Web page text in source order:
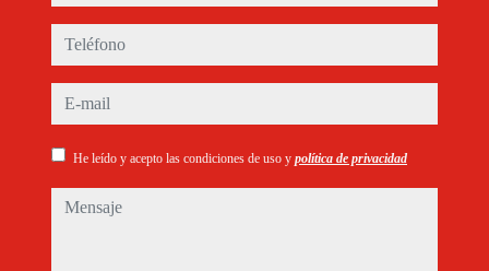
teléfono
e-mail
He leído y acepto las condiciones de uso y política de privacidad
mensaje